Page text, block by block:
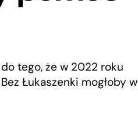
tego, że w 2022 roku
Łukaszenki mogłoby w